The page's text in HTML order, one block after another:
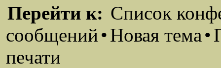
Перейти к: Список
сообщений•Новая тема•
печати